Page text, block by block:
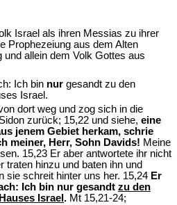
Israel als ihren Messias zu ihrer
Prophezeiung aus dem Alten
und allein dem Volk Gottes aus
Ich bin nur gesandt zu den
Israel.
dort weg und zog sich in die
zurück; 15,22 und siehe, eine
jenem Gebiet herkam, schrie
meiner, Herr, Sohn Davids! Meine
15,23 Er aber antwortete ihr nicht
traten hinzu und baten ihn und
sie schreit hinter uns her. 15,24 Er
Ich bin nur gesandt zu den
Israel . Mt 15,21-24;